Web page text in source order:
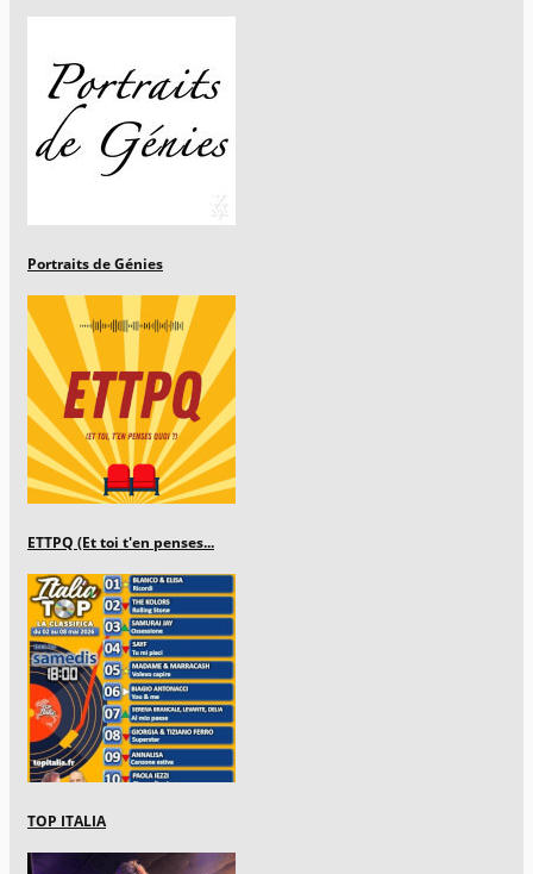
Portraits de Génies
ETTPQ (Et toi t'en penses...
TOP ITALIA